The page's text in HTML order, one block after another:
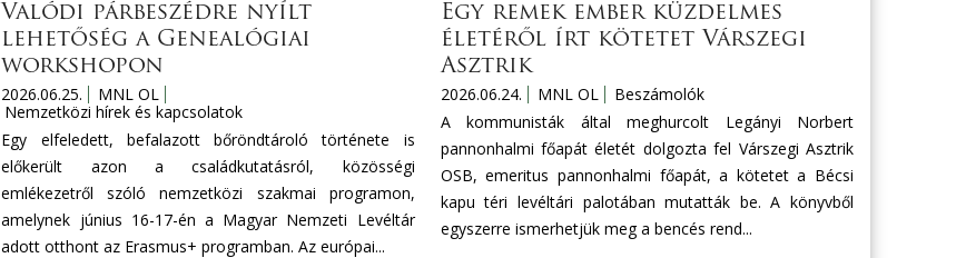
Valódi párbeszédre nyílt
lehetőség a Genealógiai
workshopon
2026.06.25.
MNL OL
Nemzetközi hírek és kapcsolatok
Egy elfeledett, befalazott bőröndtároló története is
előkerült azon a családkutatásról, közösségi
emlékezetről szóló nemzetközi szakmai programon,
amelynek június 16-17-én a Magyar Nemzeti Levéltár
adott otthont az Erasmus+ programban. Az európai...
Egy remek ember küzdelmes
életéről írt kötetet Várszegi
Asztrik
2026.06.24. MNL OL
Beszámolók
A kommunisták által meghurcolt Legányi Norbert
pannonhalmi főapát életét dolgozta fel Várszegi Asztrik
OSB, emeritus pannonhalmi főapát, a kötetet a Bécsi
kapu téri levéltári palotában mutatták be. A könyvből
egyszerre ismerhetjük meg a bencés rend...